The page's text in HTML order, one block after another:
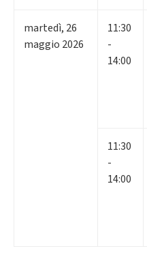
martedì, 26
maggio 2026
11:30
-
14:00
11:30
-
14:00